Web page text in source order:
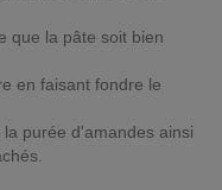
que la pâte soit bien
en faisant fondre le
purée d'amandes ainsi